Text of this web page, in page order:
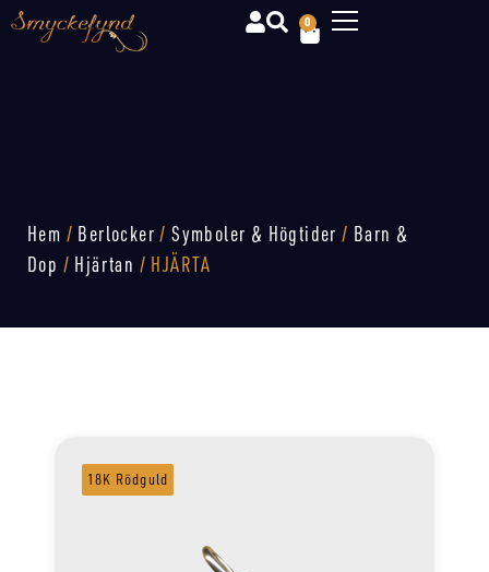
0
Hem / Berlocker /Symboler & Högtider / Barn &
Dop / Hjärtan / HJÄRTA
18K Rödguld